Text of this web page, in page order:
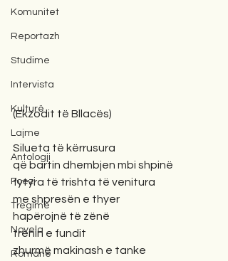
Komunitet
Reportazh
Studime
Intervista
Kulturë
Lajme
Antologji
Poezi
Tregime
Novela
Romane
(Ekzodit të Bllacës)
Silueta të kërrusura
që bartin dhembjen mbi shpinë
fytyra të trishta të venitura
me shpresën e thyer
hapërojnë të zënë
trenin e fundit
zhurmë makinash e tanke